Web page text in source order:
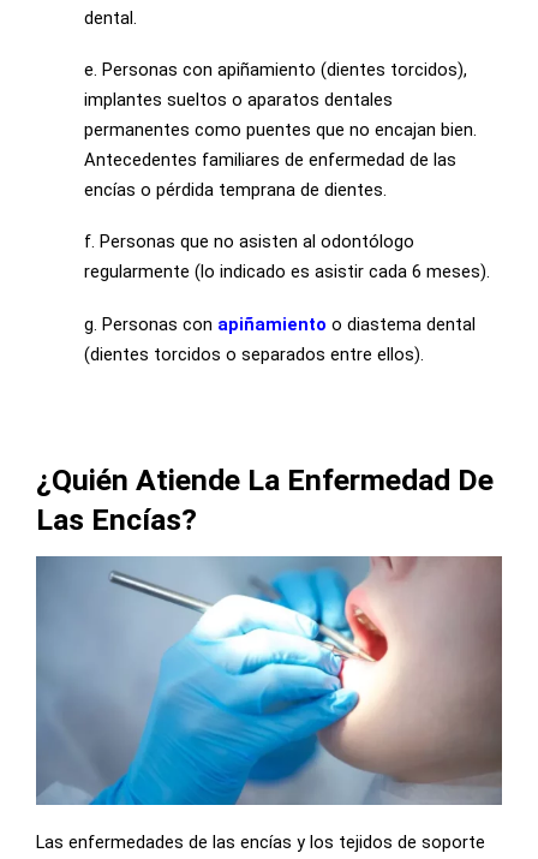
dental.
e. Personas con apiñamiento (dientes torcidos),
implantes sueltos o aparatos dentales
permanentes como puentes que no encajan bien.
Antecedentes familiares de enfermedad de las
encías o pérdida temprana de dientes.
f. Personas que no asisten al odontólogo
regularmente (lo indicado es asistir cada 6 meses).
g. Personas con apiñamiento o diastema dental
(dientes torcidos o separados entre ellos).
¿Quién Atiende La Enfermedad De
Las Encías?
Las enfermedades de las encías y los tejidos de soporte